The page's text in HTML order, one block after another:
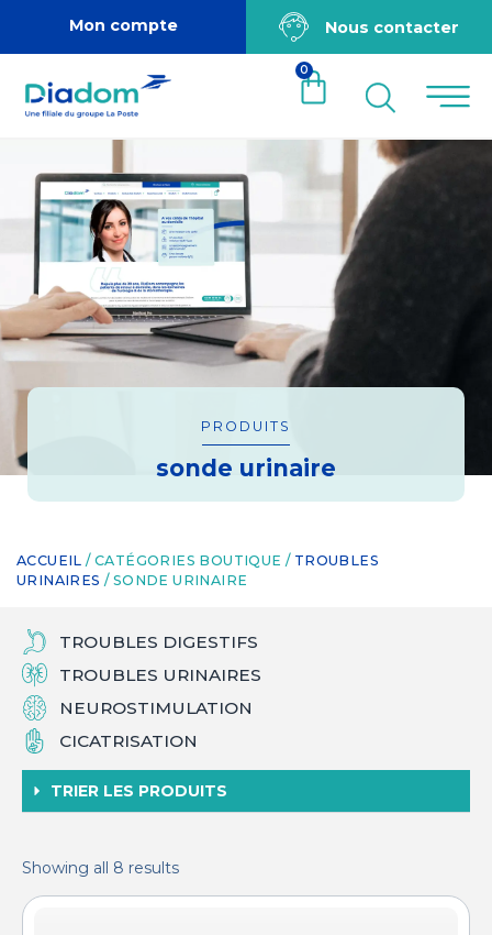
Mon compte Nous contacter
0
PRODUITS
sonde urinaire
ACCUEIL / CATÉGORIES BOUTIQUE / TROUBLES
URINAIRES / SONDE URINAIRE
TROUBLES DIGESTIFS
TROUBLES URINAIRES
NEUROSTIMULATION
CICATRISATION
TRIER LES PRODUITS
Showing all 8 results